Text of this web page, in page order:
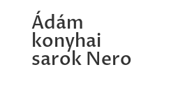
Ádám
konyhai
sarok Nero